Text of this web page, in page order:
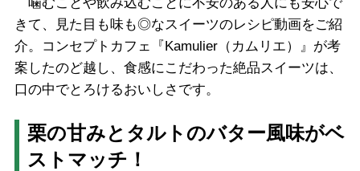
きて、見た目も味も◎なスイーツのレシピ動画をご紹
介。コンセプトカフェ『Kamulier（カムリエ）』が考
案したのど越し、食感にこだわった絶品スイーツは、
口の中でとろけるおいしさです。
栗の甘みとタルトのバター風味がベ
ストマッチ！